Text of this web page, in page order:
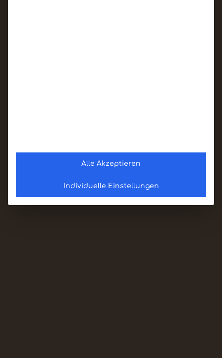
Alle Akzeptieren
Individuelle Einstellungen